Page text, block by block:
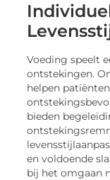
Voeding speelt
ontstekingen.
helpen
bieden
en voldoende
bij het omgaan